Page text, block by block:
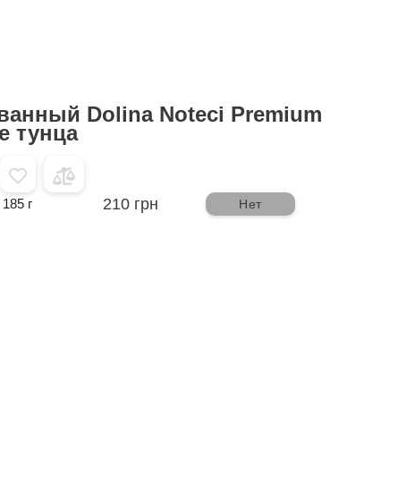
Dolina Noteci Premium
тунца
185 г 210 грн Нет